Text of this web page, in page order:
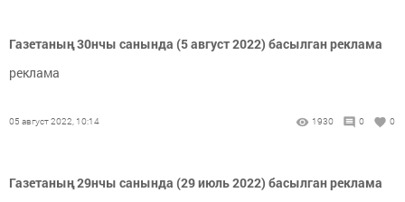
Газетаның 30нчы санында (5 август 2022) басылган реклама
реклама
05 август 2022, 10:14 1930 0 0
Газетаның 29нчы санында (29 июль 2022) басылган реклама